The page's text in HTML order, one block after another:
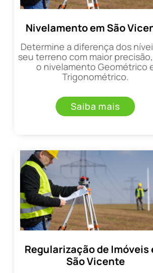
Nivelamento em São
Determine a diferença dos
seu terreno com maior
o nivelamento Geométrico
Trigonométrico.
Saiba mais
Regularização de Imóveis
São Vicente